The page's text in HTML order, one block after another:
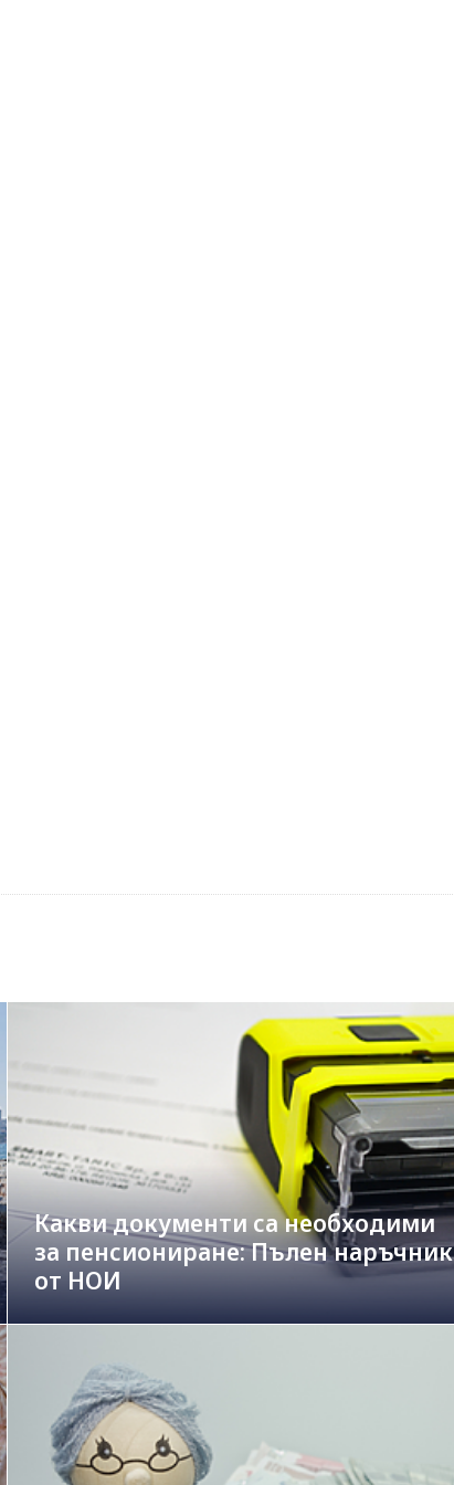
Какви документи са необходими
за пенсиониране: Пълен наръчник
от НОИ